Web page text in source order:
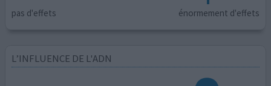
pas d'effets énormement d'effets
L’INFLUENCE DE L'ADN